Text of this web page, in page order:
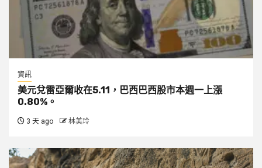
資訊
美元兌雷亞爾收在5.11，巴西巴西股市本週一上漲
0.80%。
3 天 ago 林美玲